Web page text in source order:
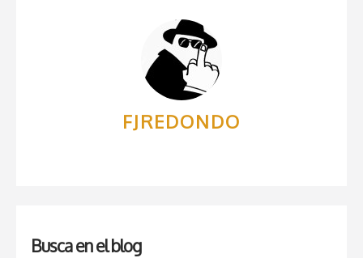
FJREDONDO
Busca en el blog